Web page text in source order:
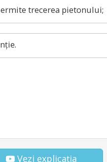
trecerea pietonului;
Vezi explicația